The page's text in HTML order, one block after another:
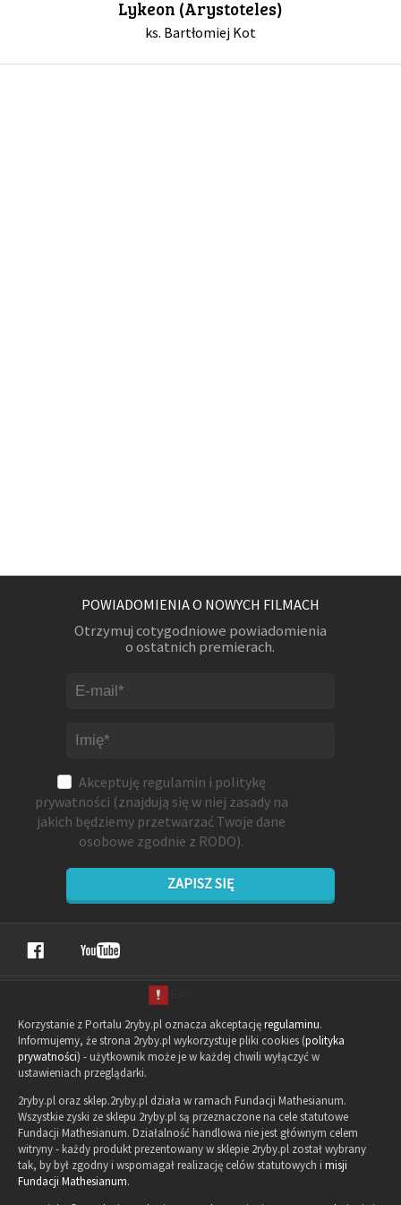
Lykeon (Arystoteles)
ks. Bartłomiej Kot
POWIADOMIENIA O NOWYCH FILMACH
Otrzymuj cotygodniowe powiadomienia
o ostatnich premierach.
Akceptuję regulamin i politykę
prywatności (znajdują się w niej zasady na
jakich będziemy przetwarzać Twoje dane
osobowe zgodnie z RODO).
ZAPISZ SIĘ
Korzystanie z Portalu 2ryby.pl oznacza akceptacjęregulaminu.
Informujemy, że strona 2ryby.pl wykorzystuje pliki cookies (polityka
prywatności) - użytkownik może je w każdej chwili wyłączyć w
ustawieniach przeglądarki.
2ryby.pl oraz sklep.2ryby.pl działa w ramach Fundacji Mathesianum.
Wszystkie zyski ze sklepu 2ryby.pl są przeznaczone na cele statutowe
Fundacji Mathesianum. Działalność handlowa nie jest głównym celem
witryny - każdy produkt prezentowany w sklepie 2ryby.pl został wybrany
tak, by był zgodny i wspomagał realizację celów statutowych i misji
Fundacji Mathesianum.